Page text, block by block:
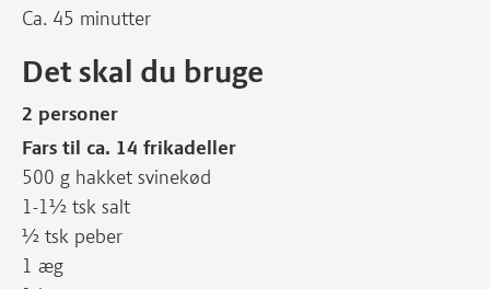
Ca. 45 minutter
Det skal du bruge
2 personer
Fars til ca. 14 frikadeller
500 g hakket svinekød
1-1½ tsk salt
½ tsk peber
1 æg